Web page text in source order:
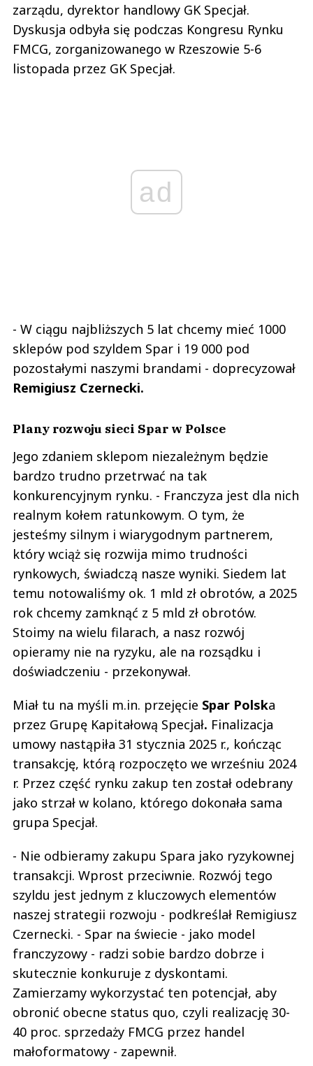
zarządu, dyrektor handlowy GK Specjał.
Dyskusja odbyła się podczas Kongresu Rynku
FMCG, zorganizowanego w Rzeszowie 5-6
listopada przez GK Specjał.
ad
- W ciągu najbliższych 5 lat chcemy mieć 1000
sklepów pod szyldem Spar i 19 000 pod
pozostałymi naszymi brandami - doprecyzował
Remigiusz Czernecki.
Plany rozwoju sieci Spar w Polsce
Jego zdaniem sklepom niezależnym będzie
bardzo trudno przetrwać na tak
konkurencyjnym rynku. - Franczyza jest dla nich
realnym kołem ratunkowym. O tym, że
jesteśmy silnym i wiarygodnym partnerem,
który wciąż się rozwija mimo trudności
rynkowych, świadczą nasze wyniki. Siedem lat
temu notowaliśmy ok. 1 mld zł obrotów, a 2025
rok chcemy zamknąć z 5 mld zł obrotów.
Stoimy na wielu filarach, a nasz rozwój
opieramy nie na ryzyku, ale na rozsądku i
doświadczeniu - przekonywał.
Miał tu na myśli m.in. przejęcie Spar Polska
przez Grupę Kapitałową Specjał. Finalizacja
umowy nastąpiła 31 stycznia 2025 r., kończąc
transakcję, którą rozpoczęto we wrześniu 2024
r. Przez część rynku zakup ten został odebrany
jako strzał w kolano, którego dokonała sama
grupa Specjał.
- Nie odbieramy zakupu Spara jako ryzykownej
transakcji. Wprost przeciwnie. Rozwój tego
szyldu jest jednym z kluczowych elementów
naszej strategii rozwoju - podkreślał Remigiusz
Czernecki. - Spar na świecie - jako model
franczyzowy - radzi sobie bardzo dobrze i
skutecznie konkuruje z dyskontami.
Zamierzamy wykorzystać ten potencjał, aby
obronić obecne status quo, czyli realizację 30-
40 proc. sprzedaży FMCG przez handel
małoformatowy - zapewnił.